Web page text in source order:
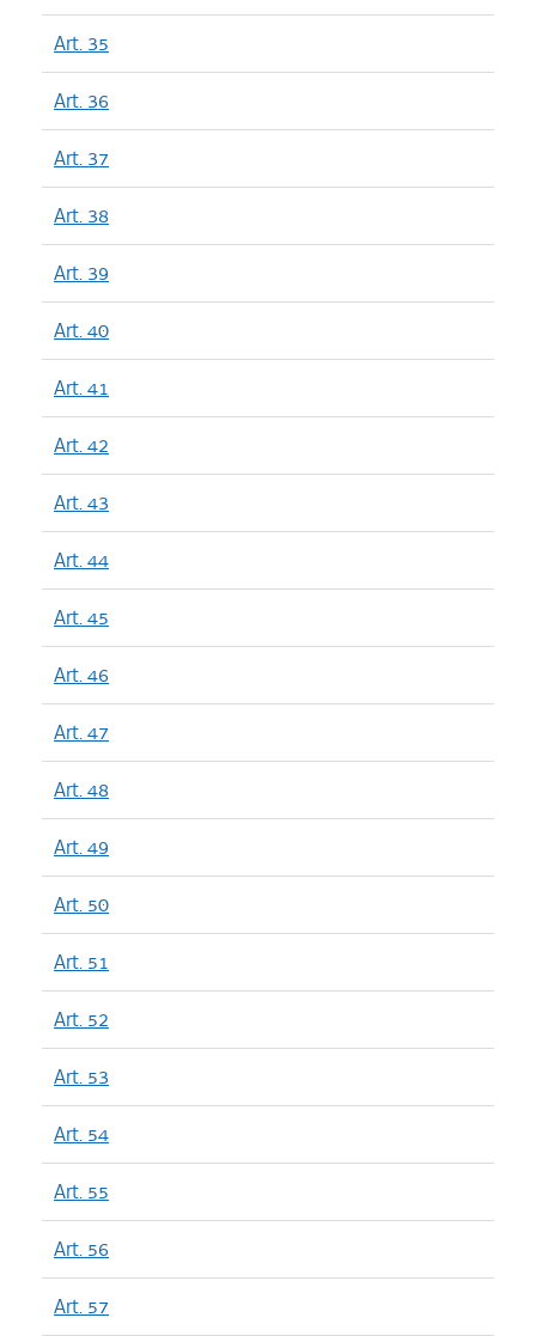
Art. 35
Art. 36
Art. 37
Art. 38
Art. 39
Art. 40
Art. 41
Art. 42
Art. 43
Art. 44
Art. 45
Art. 46
Art. 47
Art. 48
Art. 49
Art. 50
Art. 51
Art. 52
Art. 53
Art. 54
Art. 55
Art. 56
Art. 57